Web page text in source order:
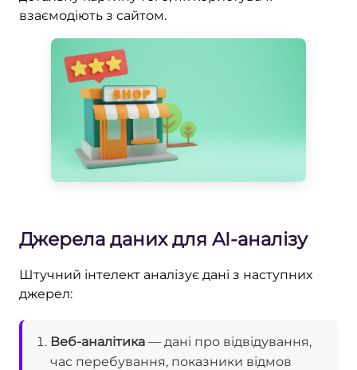
взаємодіють з сайтом.
Джерела даних для AI-аналізу
Штучний інтелект аналізує дані з наступних
джерел:
Веб-аналітика — дані про відвідування,
час перебування, показники відмов